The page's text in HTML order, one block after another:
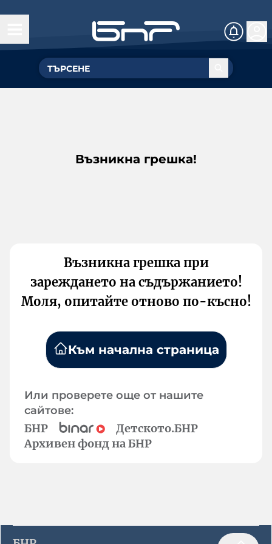
Възникна грешка!
Възникна грешка при
зареждането на съдържанието!
Моля, опитайте отново по-късно!
Към начална страница
Или проверете още от нашите
сайтове:
БНР
Детското.БНР
Архивен фонд на БНР